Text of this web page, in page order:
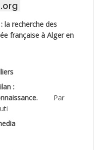
la recherche des
française à Alger en
:
Par